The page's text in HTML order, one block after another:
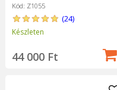
Kód: Z1055
(24)
Készleten
44 000 Ft